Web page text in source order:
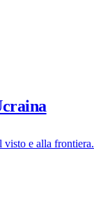
visto e alla frontiera.